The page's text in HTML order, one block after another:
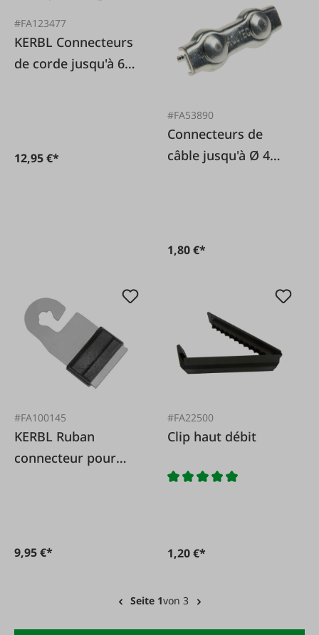
#FA123477
KERBL Connecteurs
de corde jusqu'à 6
12,95 €*
#FA53890
Connecteurs de
câble jusqu'à Ø 4
1,80 €*
#FA100145
KERBL Ruban
connecteur pour
9,95 €*
#FA22500
Clip haut débit
1,20 €*
Seite 1von 3